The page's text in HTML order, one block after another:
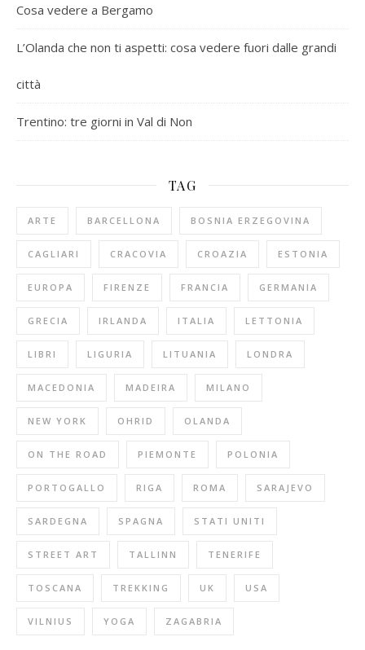
Cosa vedere a Bergamo
L’Olanda che non ti aspetti: cosa vedere fuori dalle grandi
città
Trentino: tre giorni in Val di Non
TAG
ARTE BARCELLONA BOSNIA ERZEGOVINA
CAGLIARI CRACOVIA CROAZIA ESTONIA
EUROPA FIRENZE FRANCIA GERMANIA
GRECIA IRLANDA ITALIA LETTONIA
LIBRI LIGURIA LITUANIA LONDRA
MACEDONIA MADEIRA MILANO
NEW YORK OHRID OLANDA
ON THE ROAD PIEMONTE POLONIA
PORTOGALLO RIGA ROMA SARAJEVO
SARDEGNA SPAGNA STATI UNITI
STREET ART TALLINN TENERIFE
TOSCANA TREKKING UK USA
VILNIUS YOGA ZAGABRIA